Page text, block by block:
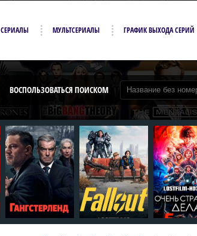
СЕРИАЛЫ МУЛЬТСЕРИАЛЫ ГРАФИК ВЫХОДА СЕРИЙ
ВОСПОЛЬЗОВАТЬСЯ ПОИСКОМ